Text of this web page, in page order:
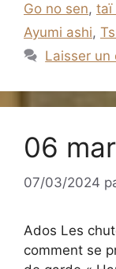
Go no sen, taï
Ayumi ashi,
Laisser un
06
07/03/2024
Ados Les
comment se